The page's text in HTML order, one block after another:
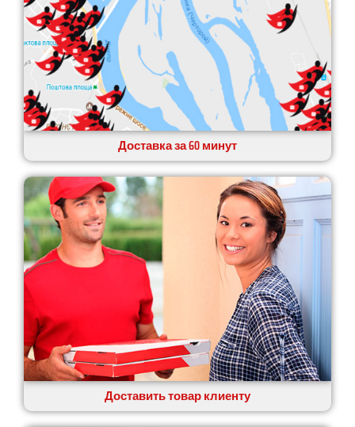
Доставка за 60 минут
Доставить товар клиенту